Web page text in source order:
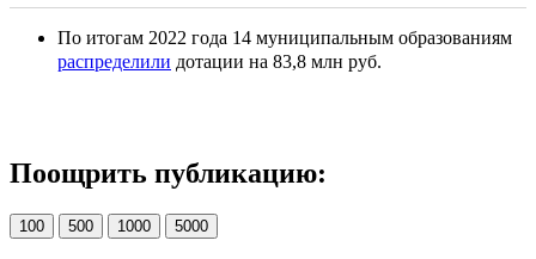
По итогам 2022 года 14 муниципальным образованиям
распределили дотации на 83,8 млн руб.
Поощрить публикацию:
100 500 1000 5000